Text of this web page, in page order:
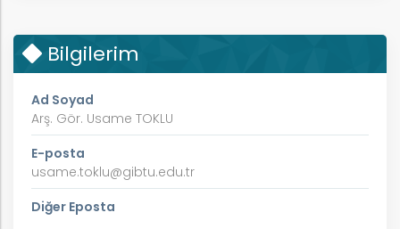
Bilgilerim
Ad Soyad
Arş. Gör. Usame TOKLU
E-posta
usame.toklu@gibtu.edu.tr
Diğer Eposta